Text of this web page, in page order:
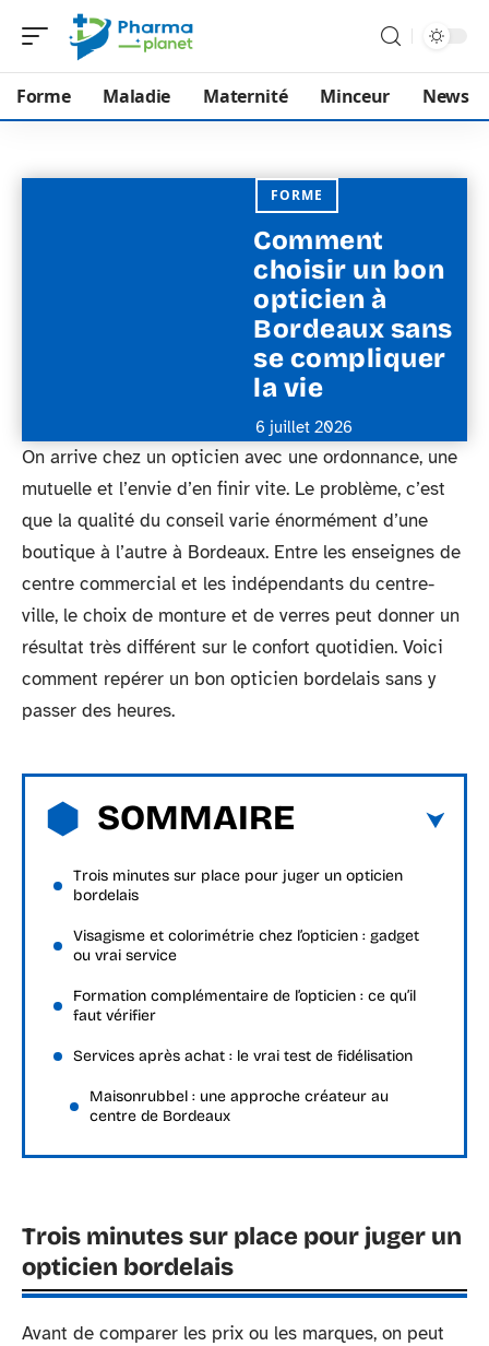
Forme Maladie Maternité Minceur News
FORME
Comment
choisir un bon
opticien à
Bordeaux sans
se compliquer
la vie
6 juillet 2026
On arrive chez un opticien avec une ordonnance, une
mutuelle et l’envie d’en finir vite. Le problème, c’est
que la qualité du conseil varie énormément d’une
boutique à l’autre à Bordeaux. Entre les enseignes de
centre commercial et les indépendants du centre-
ville, le choix de monture et de verres peut donner un
résultat très différent sur le confort quotidien. Voici
comment repérer un bon opticien bordelais sans y
passer des heures.
SOMMAIRE
Trois minutes sur place pour juger un opticien
bordelais
Visagisme et colorimétrie chez l’opticien : gadget
ou vrai service
Formation complémentaire de l’opticien : ce qu’il
faut vérifier
Services après achat : le vrai test de fidélisation
Maisonrubbel : une approche créateur au
centre de Bordeaux
Trois minutes sur place pour juger un
opticien bordelais
Avant de comparer les prix ou les marques, on peut